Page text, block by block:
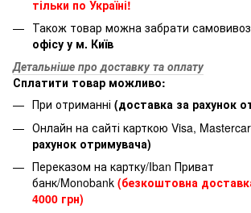
тільки по Україні!
Також товар можна забрати
офісу у м. Київ
Детальніше про доставку та оплату
Сплатити товар можливо:
При отриманні (доставка за рахунок
Онлайн на сайті карткою Visa,
рахунок отримувача)
Переказом на картку/Iban Приват
банк/Monobank (безкоштовна
4000 грн)